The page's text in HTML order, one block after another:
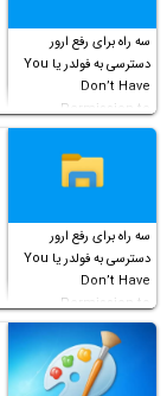
سه راه برای رفع ارور
دسترسی به فولدر یا You
Don’t Have
Permission to
Access this folder
سه راه برای رفع ارور
دسترسی به فولدر یا You
Don’t Have
Permission to
Access this folder